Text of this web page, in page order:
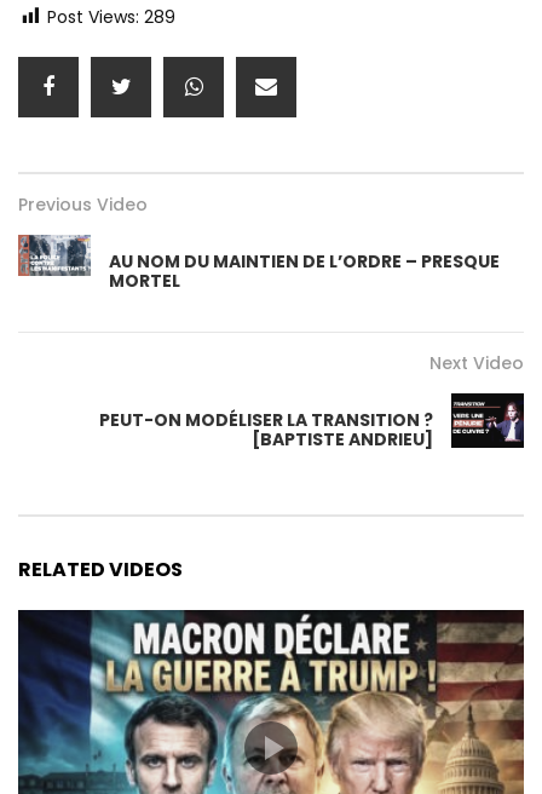
Post Views: 289
Previous Video
AU NOM DU MAINTIEN DE L’ORDRE – PRESQUE
MORTEL
Next Video
PEUT-ON MODÉLISER LA TRANSITION ?
[BAPTISTE ANDRIEU]
RELATED VIDEOS